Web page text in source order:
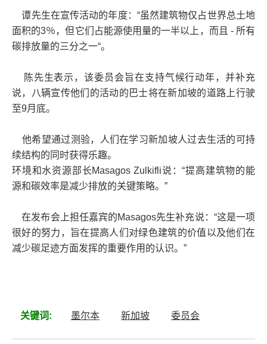
谭先生在宣传活动的年度：“虽然建筑物仅占世界总土地
面积的3％，但它们占能源使用量的一半以上，而且 - 所有
碳排放量的三分之一“。
陈先生表示，该委员会旨在支持气候行动年，并补充
说，八辆宣传他们的活动的巴士将在新加坡的道路上行驶
至9月底。
他希望通过测验，人们在学习新加坡人过去生活的可持
续结构的同时获得乐趣。
环境和水资源部长Masagos Zulkifli说：“提高建筑物的能
源和碳效率是减少排放的关键策略。”
在发布会上担任嘉宾的Masagos先生补充说：“这是一项
很好的努力，旨在提高人们对绿色建筑的价值以及他们在
减少碳足迹方面发挥的重要作用的认识。”
关键词: 墨尔本 新加坡 委员会